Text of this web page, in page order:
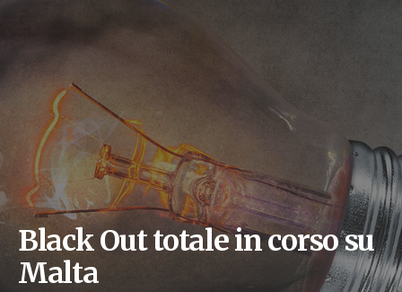
Black Out totale in corso su
Malta